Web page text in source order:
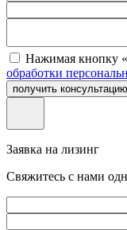
Нажимая кнопку
обработки
получить консультацию
Заявка на лизинг
Свяжитесь с нами